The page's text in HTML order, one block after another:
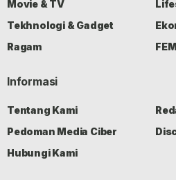
Movie & TV
Tekhnologi & Gadget
Ragam
Informasi
Tentang Kami
Pedoman Media Ciber
Hubungi Kami